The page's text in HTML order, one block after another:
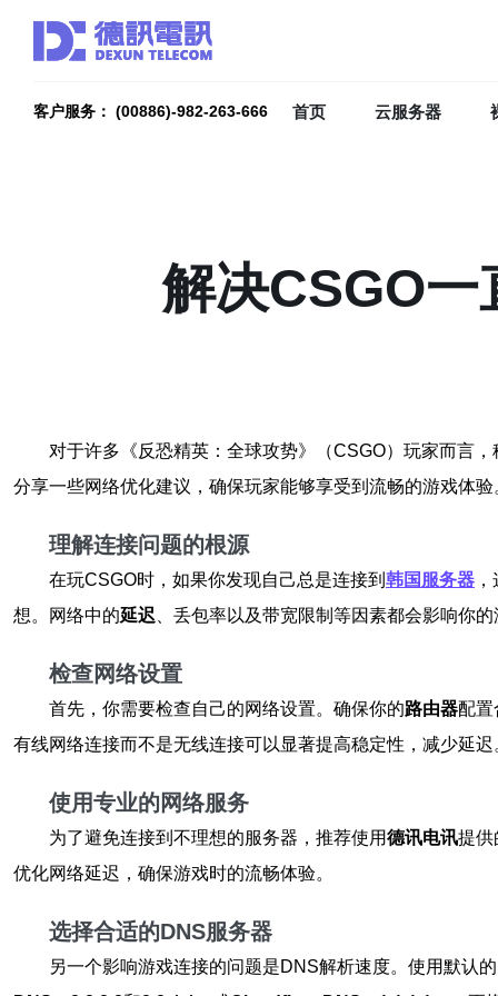
客户服务： (00886)-982-263-666 首页 云服务器
解决CSGO一
对于许多《反恐精英：全球攻势》（CSGO）玩家而言
分享一些网络优化建议，确保玩家能够享受到流畅的游戏体
理解连接问题的根源
在玩CSGO时，如果你发现自己总是连接到 韩国服务器
想。网络中的延迟 、丢包率以及带宽限制等因素都会影响你
检查网络设置
首先，你需要检查自己的网络设置。确保你的路由器配置
有线网络连接而不是无线连接可以显著提高稳定性，减少延迟
使用专业的网络服务
为了避免连接到不理想的服务器，推荐使用德讯电讯提供
优化网络延迟，确保游戏时的流畅体验。
选择合适的DNS服务器
另一个影响游戏连接的问题是DNS解析速度。使用默认